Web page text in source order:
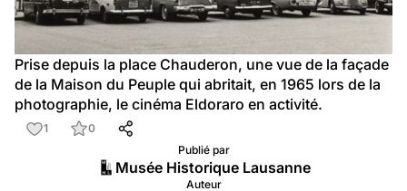
Prise depuis la place Chauderon, une vue de la façade
de la Maison du Peuple qui abritait, en 1965 lors de la
photographie, le cinéma Eldoraro en activité.
1
0
Publié par
Musée Historique Lausanne
Auteur